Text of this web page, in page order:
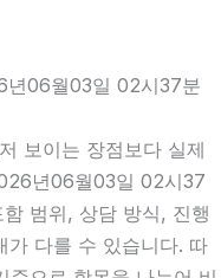
년06월03일 02시37분
보이는 장점보다 실제
년06월03일 02시37
범위, 상담 방식, 진행
가 다를 수 있습니다. 따